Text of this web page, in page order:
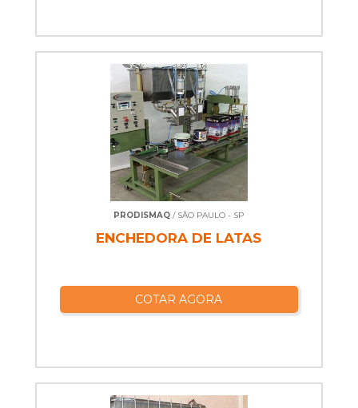
PRODISMAQ / SÃO PAULO - SP
ENCHEDORA DE LATAS
COTAR AGORA